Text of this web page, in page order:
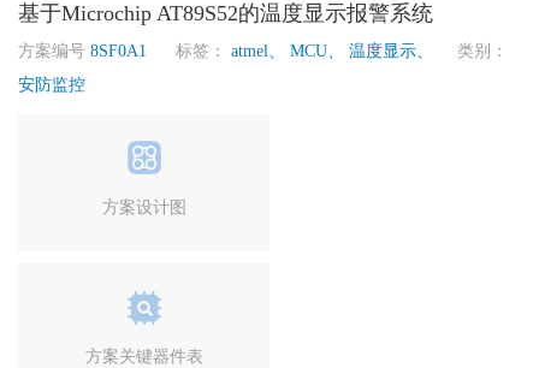
基于Microchip AT89S52的温度显示报警系统
方案编号 8SF0A1 标签： atmel、 MCU、 温度显示、
类别：
安防监控
方案设计图
方案关键器件表